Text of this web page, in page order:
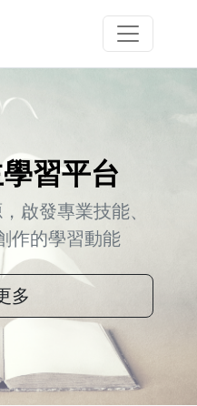
習平台
啟發專業技能、
作的學習動能
多